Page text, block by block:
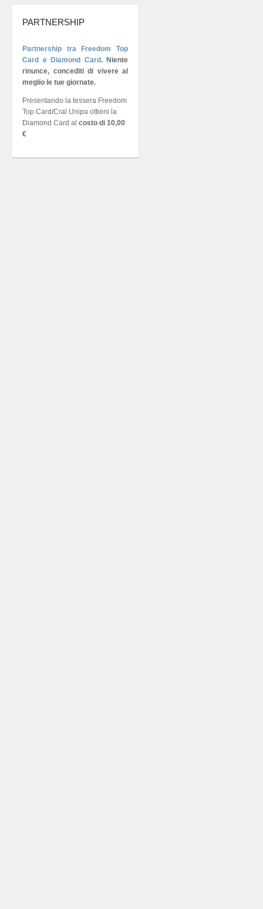
PARTNERSHIP
Partnership tra Freedom Top
Card e Diamond Card. Niente
rinunce, concediti di vivere al
meglio le tue giornate.
Presentando la tessera Freedom
Top Card/Cral Unipa ottieni la
Diamond Card al costo di 10,00
€